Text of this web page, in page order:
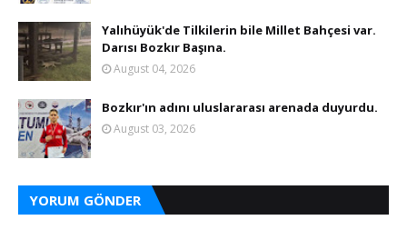
Yalıhüyük'de Tilkilerin bile Millet Bahçesi var.
Darısı Bozkır Başına.
August 04, 2026
Bozkır'ın adını uluslararası arenada duyurdu.
August 03, 2026
YORUM GÖNDER